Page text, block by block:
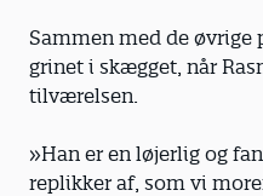
Sammen med de
grinet i skægget, når
tilværelsen.
»Han er en løjerlig og
replikker af, som vi